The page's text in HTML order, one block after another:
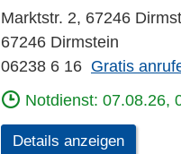
Marktstr. 2, 67246
67246 Dirmstein
06238 6 16 Gratis
Notdienst: 07.08.26,
Details anzeigen